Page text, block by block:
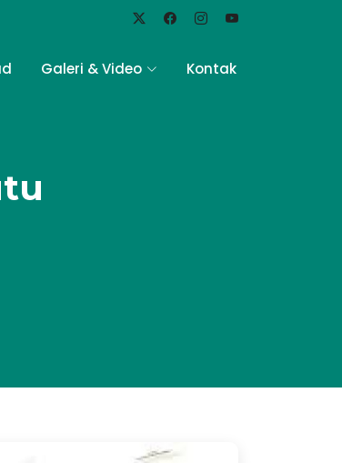
Galeri & Video Kontak